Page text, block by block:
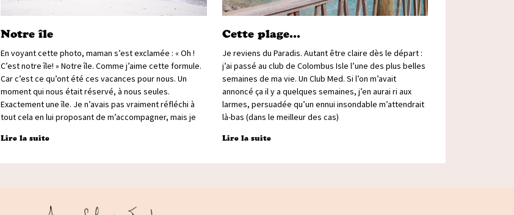
Notre île
En voyant cette photo, maman s’est exclamée : « Oh !
C’est notre île! » Notre île. Comme j’aime cette formule.
Car c’est ce qu’ont été ces vacances pour nous. Un
moment qui nous était réservé, à nous seules.
Exactement une île. Je n’avais pas vraiment réfléchi à
tout cela en lui proposant de m’accompagner, mais je
Lire la suite
Cette plage…
Je reviens du Paradis. Autant être claire dès le départ :
j’ai passé au club de Colombus Isle l’une des plus belles
semaines de ma vie. Un Club Med. Si l’on m’avait
annoncé ça il y a quelques semaines, j’en aurai ri aux
larmes, persuadée qu’un ennui insondable m’attendrait
là-bas (dans le meilleur des cas)
Lire la suite